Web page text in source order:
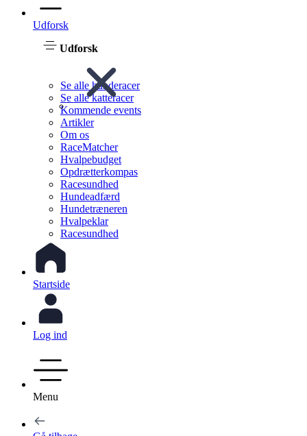
Udforsk
Udforsk
Se alle hunderacer
Se alle katteracer
Kommende events
Artikler
Om os
RaceMatcher
Hvalpebudget
Opdrætterkompas
Racesundhed
Hundeadfærd
Hundetræneren
Hvalpeklar
Racesundhed
Startside
Log ind
Menu